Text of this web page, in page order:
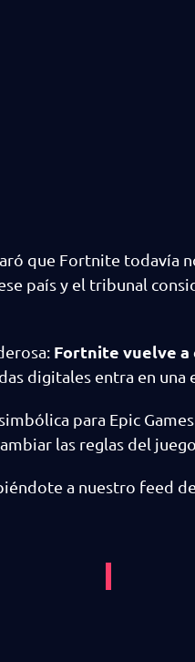
que Fortnite todavía
país y el tribunal
Fortnite vuelve a
digitales entra en una
para Epic
las reglas del
a nuestro feed de